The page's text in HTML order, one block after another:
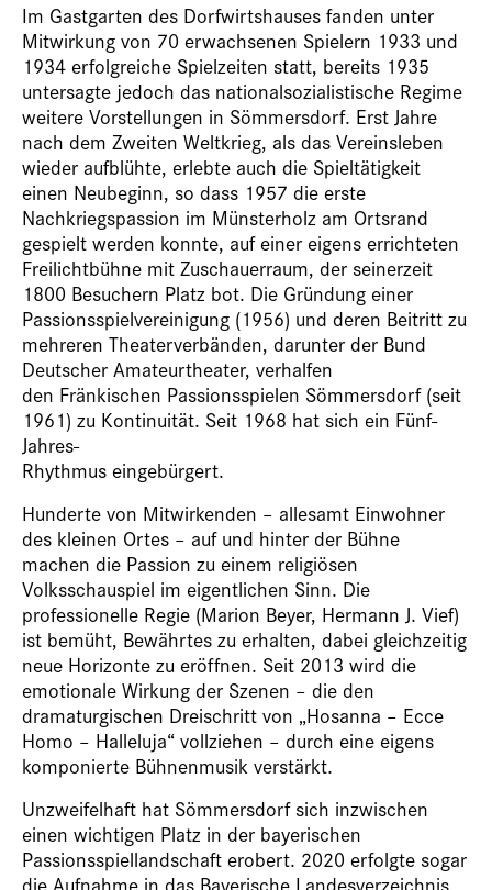
Im Gastgarten des Dorfwirtshauses fanden unter
Mitwirkung von 70 erwachsenen Spielern 1933 und
1934 erfolgreiche Spielzeiten statt, bereits 1935
untersagte jedoch das nationalsozialistische Regime
weitere Vorstellungen in Sömmersdorf. Erst Jahre
nach dem Zweiten Weltkrieg, als das Vereinsleben
wieder aufblühte, erlebte auch die Spieltätigkeit
einen Neubeginn, so dass 1957 die erste
Nachkriegspassion im Münsterholz am Ortsrand
gespielt werden konnte, auf einer eigens errichteten
Freilichtbühne mit Zuschauerraum, der seinerzeit
1800 Besuchern Platz bot. Die Gründung einer
Passionsspielvereinigung (1956) und deren Beitritt zu
mehreren Theaterverbänden, darunter der Bund
Deutscher Amateurtheater, verhalfen
den Fränkischen Passionsspielen Sömmersdorf (seit
1961) zu Kontinuität. Seit 1968 hat sich ein Fünf-
Jahres-
Rhythmus eingebürgert.
Hunderte von Mitwirkenden – allesamt Einwohner
des kleinen Ortes – auf und hinter der Bühne
machen die Passion zu einem religiösen
Volksschauspiel im eigentlichen Sinn. Die
professionelle Regie (Marion Beyer, Hermann J. Vief)
ist bemüht, Bewährtes zu erhalten, dabei gleichzeitig
neue Horizonte zu eröffnen. Seit 2013 wird die
emotionale Wirkung der Szenen – die den
dramaturgischen Dreischritt von „Hosanna – Ecce
Homo – Halleluja“ vollziehen – durch eine eigens
komponierte Bühnenmusik verstärkt.
Unzweifelhaft hat Sömmersdorf sich inzwischen
einen wichtigen Platz in der bayerischen
Passionsspiellandschaft erobert. 2020 erfolgte sogar
die Aufnahme in das Bayerische Landesverzeichnis